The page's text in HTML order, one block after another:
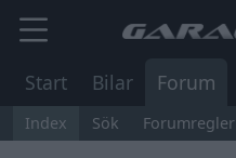
Start Bilar Forum
Index Sök Forumregler